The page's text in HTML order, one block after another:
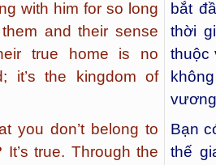
with him for so long
and their sense
true home is no
it’s the kingdom of
you don’t belong to
true. Through the
bắt
thời
thuộc
Bạn
thế